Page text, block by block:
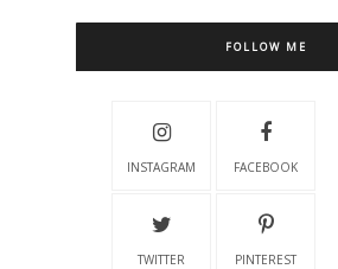
FOLLOW ME
INSTAGRAM FACEBOOK
TWITTER PINTEREST